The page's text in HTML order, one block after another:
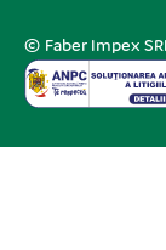
© Faber Impex